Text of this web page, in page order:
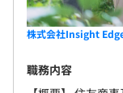
株式会社Insight
職務内容